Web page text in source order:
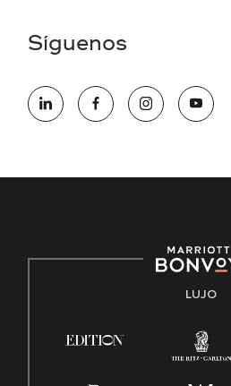
electrónico
oportunidades que se compromete
de trabajo diversa y a mantener
Derecho a trabajar inglés/
Conozca sus derechos
Ley de licencia familiar y
Síguenos
LUJO